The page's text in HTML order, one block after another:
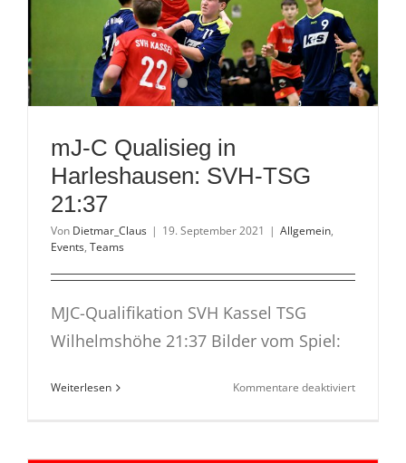
mJ-C Qualisieg in
Harleshausen: SVH-TSG
21:37
Von Dietmar_Claus | 19. September 2021 | Allgemein,
Events, Teams
MJC-Qualifikation SVH Kassel TSG
Wilhelmshöhe 21:37 Bilder vom Spiel:
Weiterlesen Kommentare deaktiviertfür